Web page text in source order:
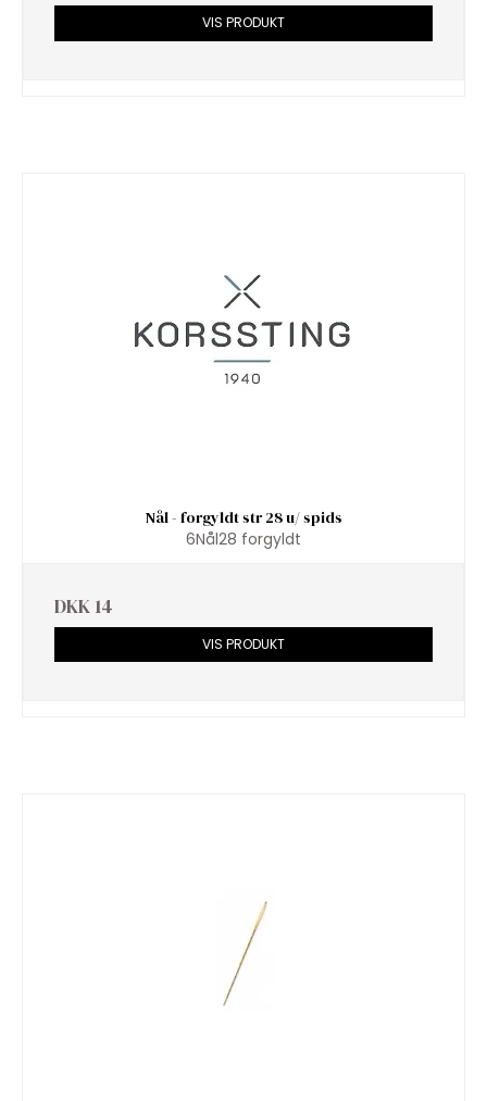
VIS PRODUKT
Nål - forgyldt str 28 u/ spids
6Nål28 forgyldt
DKK 14
VIS PRODUKT